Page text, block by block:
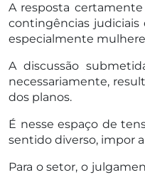
A resposta
contingências judiciais
especialmente
A discussão
necessariamente,
dos planos.
É nesse espaço de
sentido diverso, impor
Para o setor, o